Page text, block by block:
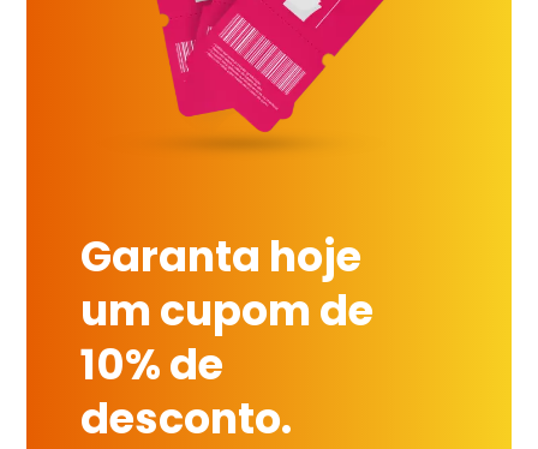
Garanta hoje
um cupom de
10% de
desconto.